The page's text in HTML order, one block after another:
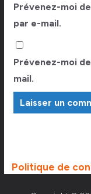
Prévenez-moi
par e-mail.
Prévenez-moi
mail.
Politique de